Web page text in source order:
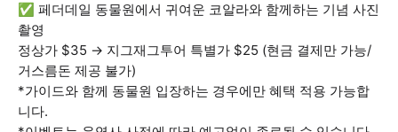
✅ 페더데일 동물원에서 귀여운 코알라와 함께하는 기념 사진
촬영
정상가 $35 → 지그재그투어 특별가 $25 (현금 결제만 가능/
거스름돈 제공 불가)
*가이드와 함께 동물원 입장하는 경우에만 혜택 적용 가능합
니다.